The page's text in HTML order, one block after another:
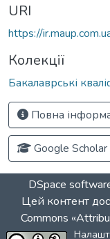
URI
https://
Колекції
Бакалаврські
Повна
Google Scholar
DSpace
Цей контент
Commons